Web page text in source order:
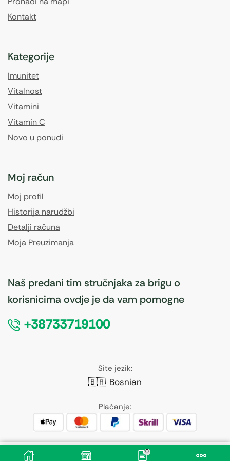
0
Kontakt
Kategorije
Imunitet
Vitalnost
Vitamini
Vitamin C
Novo u ponudi
Moj račun
Moj profil
Historija narudžbi
Detalji računa
Moja Preuzimanja
Naš predani tim stručnjaka za brigu o
korisnicima ovdje je da vam pomogne
+38733719100
Site jezik:
🇧🇦 Bosnian
Plaćanje:
Pratite nas: